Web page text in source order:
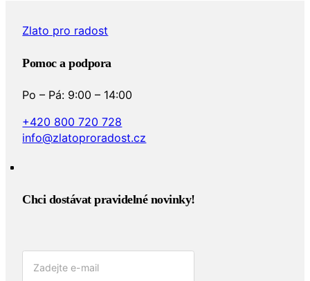
Zlato pro radost
Pomoc a podpora
Po – Pá: 9:00 – 14:00
+420 800 720 728
info@zlatoproradost.cz
Chci dostávat pravidelné novinky!​